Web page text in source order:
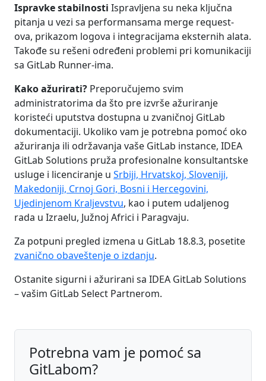
Ispravke stabilnosti Ispravljena su neka ključna
pitanja u vezi sa performansama merge request-
ova, prikazom logova i integracijama eksternih alata.
Takođe su rešeni određeni problemi pri komunikaciji
sa GitLab Runner-ima.
Kako ažurirati? Preporučujemo svim
administratorima da što pre izvrše ažuriranje
koristeći uputstva dostupna u zvaničnoj GitLab
dokumentaciji. Ukoliko vam je potrebna pomoć oko
ažuriranja ili održavanja vaše GitLab instance, IDEA
GitLab Solutions pruža profesionalne konsultantske
usluge i licenciranje u Srbiji, Hrvatskoj, Sloveniji,
Makedoniji, Crnoj Gori, Bosni i Hercegovini,
Ujedinjenom Kraljevstvu, kao i putem udaljenog
rada u Izraelu, Južnoj Africi i Paragvaju.
Za potpuni pregled izmena u GitLab 18.8.3, posetite
zvanično obaveštenje o izdanju.
Ostanite sigurni i ažurirani sa IDEA GitLab Solutions
– vašim GitLab Select Partnerom.
Potrebna vam je pomoć sa
GitLabom?